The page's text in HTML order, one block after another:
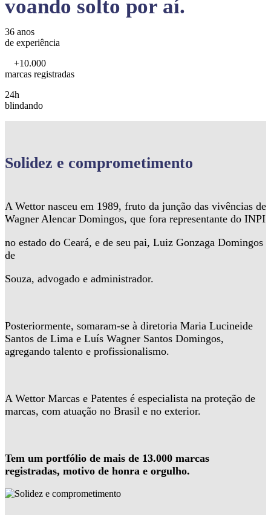
voando solto por aí.
36 anos
de experiência
+10.000
marcas registradas
24h
blindando
Solidez e comprometimento
A Wettor nasceu em 1989, fruto da junção das vivências de
Wagner Alencar Domingos, que fora representante do INPI
no estado do Ceará, e de seu pai, Luiz Gonzaga Domingos
de
Souza, advogado e administrador.
Posteriormente, somaram-se à diretoria Maria Lucineide
Santos de Lima e Luís Wagner Santos Domingos,
agregando talento e profissionalismo.
A Wettor Marcas e Patentes é especialista na proteção de
marcas, com atuação no Brasil e no exterior.
Tem um portfólio de mais de 13.000 marcas
registradas, motivo de honra e orgulho.